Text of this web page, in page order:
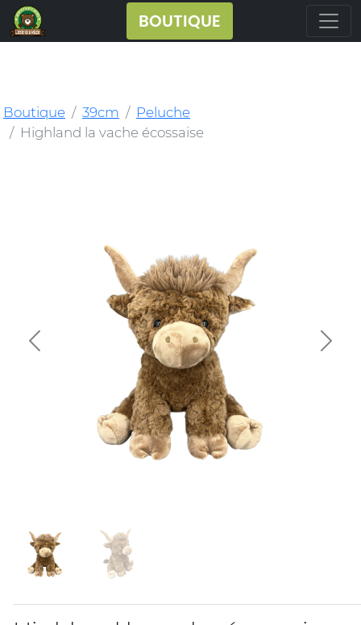
BOUTIQUE
Boutique 39cm
Peluche
Highland la vache écossaise
Previous Next